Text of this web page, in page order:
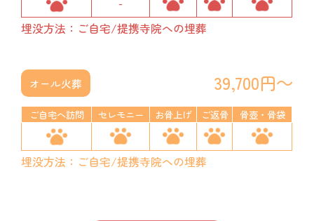
-
埋没方法：ご自宅/提携寺院への埋葬
オール火葬 39,700円～
ご自宅へ訪問 セレモニー お骨上げ ご返骨 骨壺・骨袋
埋没方法：ご自宅/提携寺院への埋葬